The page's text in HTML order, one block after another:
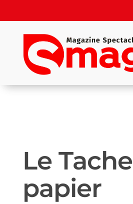
Le Tache
papier